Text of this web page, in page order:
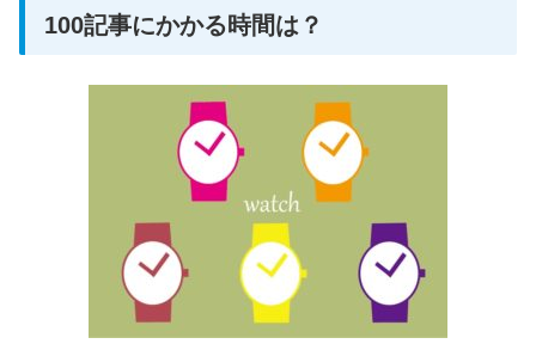
100記事にかかる時間は？